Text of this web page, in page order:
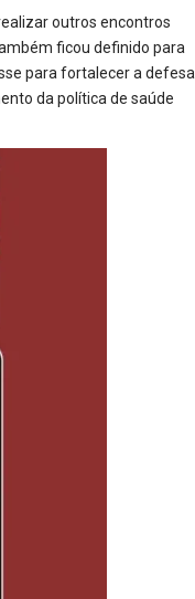
outros encontros
ficou definido para
para fortalecer a defesa
da política de saúde